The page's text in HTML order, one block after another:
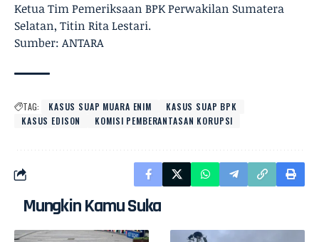
Ketua Tim Pemeriksaan BPK Perwakilan Sumatera
Selatan, Titin Rita Lestari.
Sumber: ANTARA
TAG: KASUS SUAP MUARA ENIM
KASUS SUAP BPK
KASUS EDISON
KOMISI PEMBERANTASAN KORUPSI
Mungkin Kamu Suka